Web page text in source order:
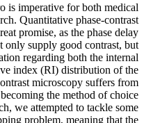
is imperative for both medical
Quantitative phase-contrast
promise, as the phase delay
only supply good contrast, but
regarding both the internal
index (RI) distribution of the
microscopy suffers from
the method of choice
we attempted to tackle some
problem, meaning that the